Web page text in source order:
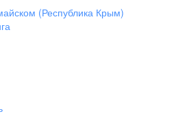
(Республика Крым)